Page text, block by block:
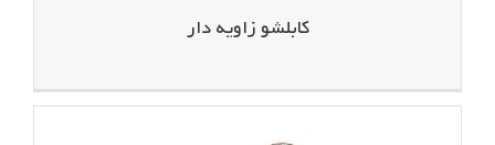
کابلشو زاویه دار